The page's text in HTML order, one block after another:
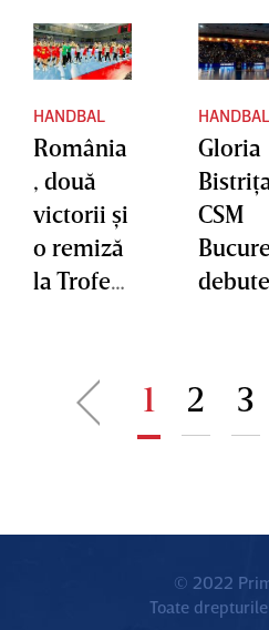
HANDBAL
România
, două
victorii şi
o remiză
la Trofeul
Piteşti
HANDBAL
Gloria
CSM
străin în
noul
sezon
1 2 3
© 2022
Toate